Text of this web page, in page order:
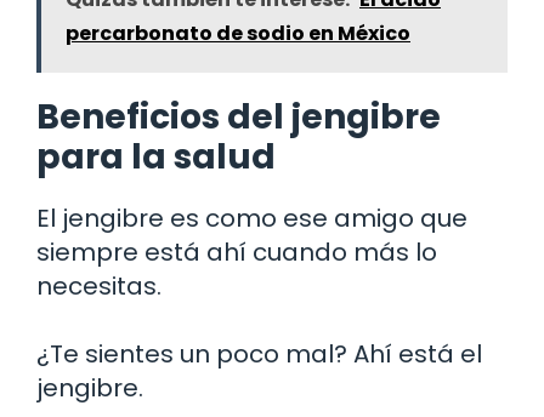
percarbonato de sodio en México
Beneficios del jengibre
para la salud
El jengibre es como ese amigo que
siempre está ahí cuando más lo
necesitas.
¿Te sientes un poco mal? Ahí está el
jengibre.